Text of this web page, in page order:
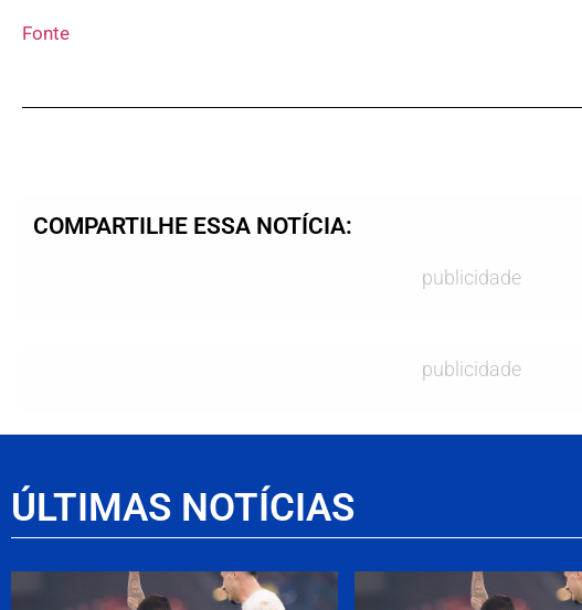
Fonte
COMPARTILHE ESSA NOTÍCIA:
publicidade
publicidade
ÚLTIMAS NOTÍCIAS